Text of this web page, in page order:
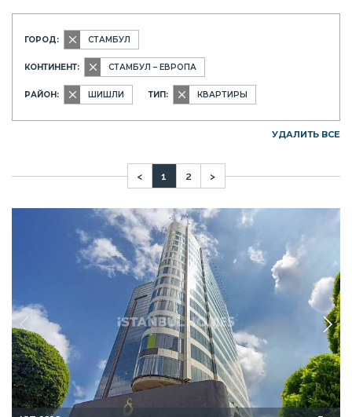
ГОРОД: СТАМБУЛ
КОНТИНЕНТ: СТАМБУЛ – ЕВРОПА
РАЙОН: ШИШЛИ ТИП: КВАРТИРЫ
УДАЛИТЬ ВСЕ
< 1 2 >